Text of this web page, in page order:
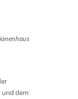
und dem